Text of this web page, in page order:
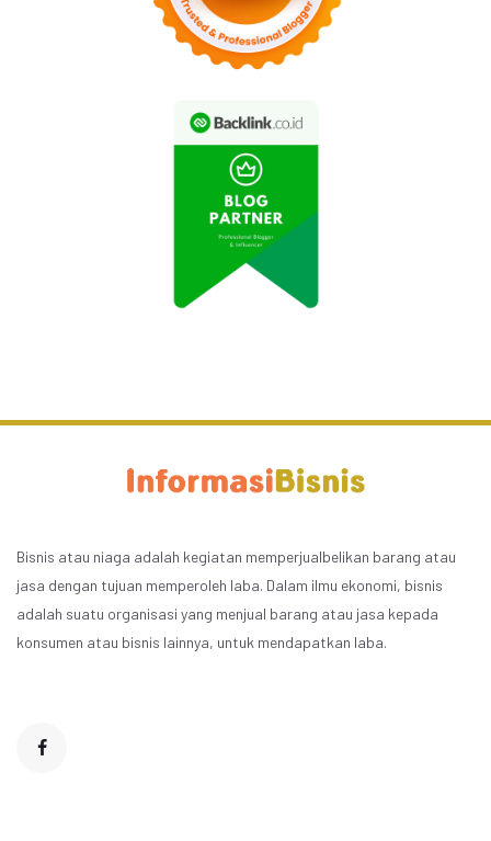
Bisnis atau niaga adalah kegiatan memperjualbelikan barang atau
jasa dengan tujuan memperoleh laba. Dalam ilmu ekonomi, bisnis
adalah suatu organisasi yang menjual barang atau jasa kepada
konsumen atau bisnis lainnya, untuk mendapatkan laba.